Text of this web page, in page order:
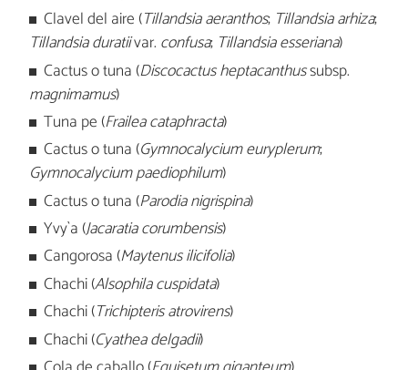
Clavel del aire (Tillandsia aeranthos; Tillandsia arhiza;
Tillandsia duratiivar. confusa; Tillandsia esseriana)
Cactus o tuna (Discocactus heptacanthussubsp.
magnimamus)
Tuna pe (Frailea cataphracta)
Cactus o tuna (Gymnocalycium euryplerum;
Gymnocalycium paediophilum)
Cactus o tuna (Parodia nigrispina)
Yvy`a (Jacaratia corumbensis)
Cangorosa (Maytenus ilicifolia)
Chachi (Alsophila cuspidata)
Chachi (Trichipteris atrovirens)
Chachi (Cyathea delgadii)